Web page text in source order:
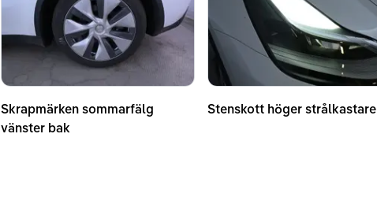
Skrapmärken sommarfälg
vänster bak
Stenskott höger strålkastare